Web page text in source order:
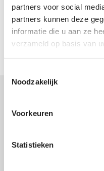
partners voor social
partners kunnen deze
informatie die u aan ze
verzameld op basis van
Noodzakelijk
Voorkeuren
Statistieken
Het doel van Kidshare
van de levens van de
MEER
KIDSHARE